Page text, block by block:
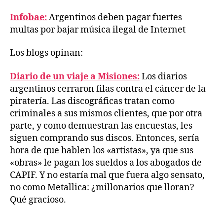
Infobae:Argentinos deben pagar fuertes
multas por bajar música ilegal de Internet
Los blogs opinan:
Diario de un viaje a Misiones:Los diarios
argentinos cerraron filas contra el cáncer de la
piratería. Las discográficas tratan como
criminales a sus mismos clientes, que por otra
parte, y como demuestran las encuestas, les
siguen comprando sus discos. Entonces, sería
hora de que hablen los «artistas», ya que sus
«obras» le pagan los sueldos a los abogados de
CAPIF. Y no estaría mal que fuera algo sensato,
no como Metallica: ¿millonarios que lloran?
Qué gracioso.